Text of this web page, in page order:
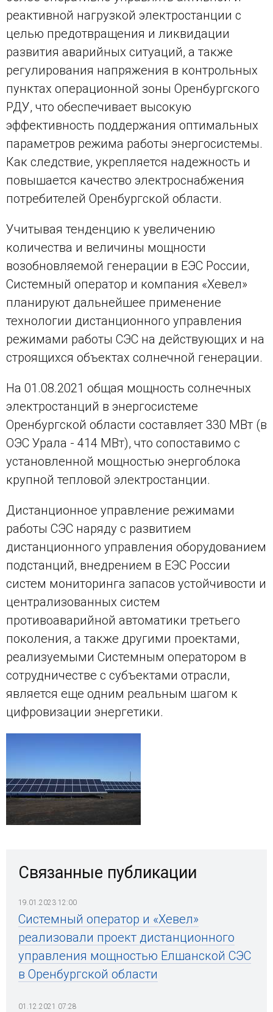
реактивной нагрузкой электростанции с
целью предотвращения и ликвидации
развития аварийных ситуаций, а также
регулирования напряжения в контрольных
пунктах операционной зоны Оренбургского
РДУ, что обеспечивает высокую
эффективность поддержания оптимальных
параметров режима работы энергосистемы.
Как следствие, укрепляется надежность и
повышается качество электроснабжения
потребителей Оренбургской области.
Учитывая тенденцию к увеличению
количества и величины мощности
возобновляемой генерации в ЕЭС России,
Системный оператор и компания «Хевел»
планируют дальнейшее применение
технологии дистанционного управления
режимами работы СЭС на действующих и на
строящихся объектах солнечной генерации.
На 01.08.2021 общая мощность солнечных
электростанций в энергосистеме
Оренбургской области составляет 330 МВт (в
ОЭС Урала - 414 МВт), что сопоставимо с
установленной мощностью энергоблока
крупной тепловой электростанции.
Дистанционное управление режимами
работы СЭС наряду с развитием
дистанционного управления оборудованием
подстанций, внедрением в ЕЭС России
систем мониторинга запасов устойчивости и
централизованных систем
противоаварийной автоматики третьего
поколения, а также другими проектами,
реализуемыми Системным оператором в
сотрудничестве с субъектами отрасли,
является еще одним реальным шагом к
цифровизации энергетики.
Связанные публикации
19.01.2023 12:00
Системный оператор и «Хевел»
реализовали проект дистанционного
управления мощностью Елшанской СЭС
в Оренбургской области
01.12.2021 07:28